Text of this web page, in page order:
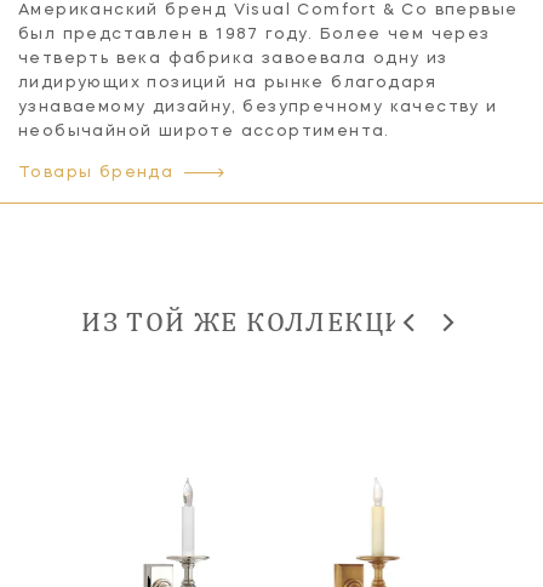
Американский бренд Visual Comfort & Co впервые
был представлен в 1987 году. Более чем через
четверть века фабрика завоевала одну из
лидирующих позиций на рынке благодаря
узнаваемому дизайну, безупречному качеству и
необычайной широте ассортимента.
Товары бренда
ИЗ ТОЙ ЖЕ КОЛЛЕКЦИИ